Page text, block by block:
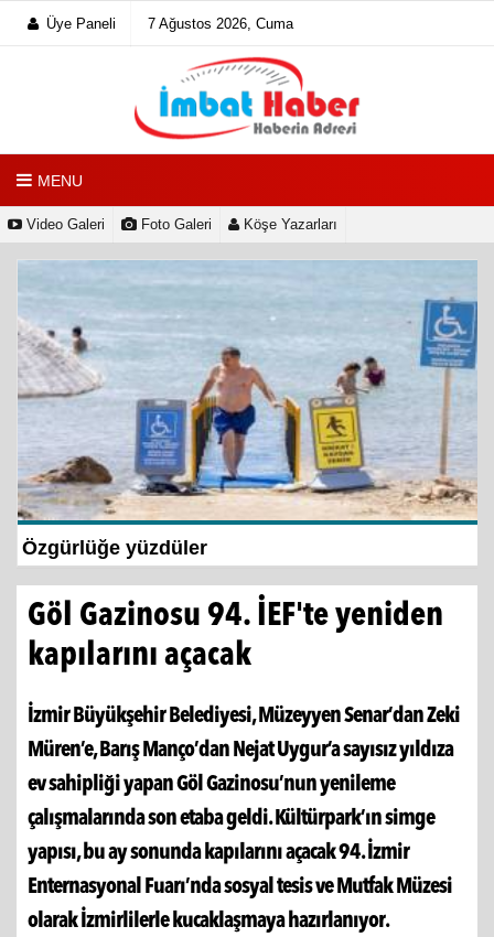
Üye Paneli 7 Ağustos 2026, Cuma
MENU
Video Galeri Foto Galeri Köşe Yazarları
Özgürlüğe yüzdüler
Göl Gazinosu 94. İEF'te yeniden
kapılarını açacak
İzmir Büyükşehir Belediyesi, Müzeyyen Senar’dan Zeki
Müren’e, Barış Manço’dan Nejat Uygur’a sayısız yıldıza
ev sahipliği yapan Göl Gazinosu’nun yenileme
çalışmalarında son etaba geldi. Kültürpark’ın simge
yapısı, bu ay sonunda kapılarını açacak 94. İzmir
Enternasyonal Fuarı’nda sosyal tesis ve Mutfak Müzesi
olarak İzmirlilerle kucaklaşmaya hazırlanıyor.